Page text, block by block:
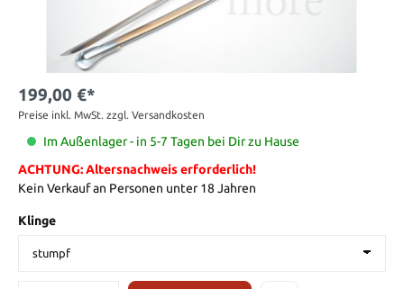
199,00 €*
Preise inkl. MwSt. zzgl. Versandkosten
Im Außenlager - in 5-7 Tagen bei Dir zu Hause
ACHTUNG: Altersnachweis erforderlich!
Kein Verkauf an Personen unter 18 Jahren
Klinge